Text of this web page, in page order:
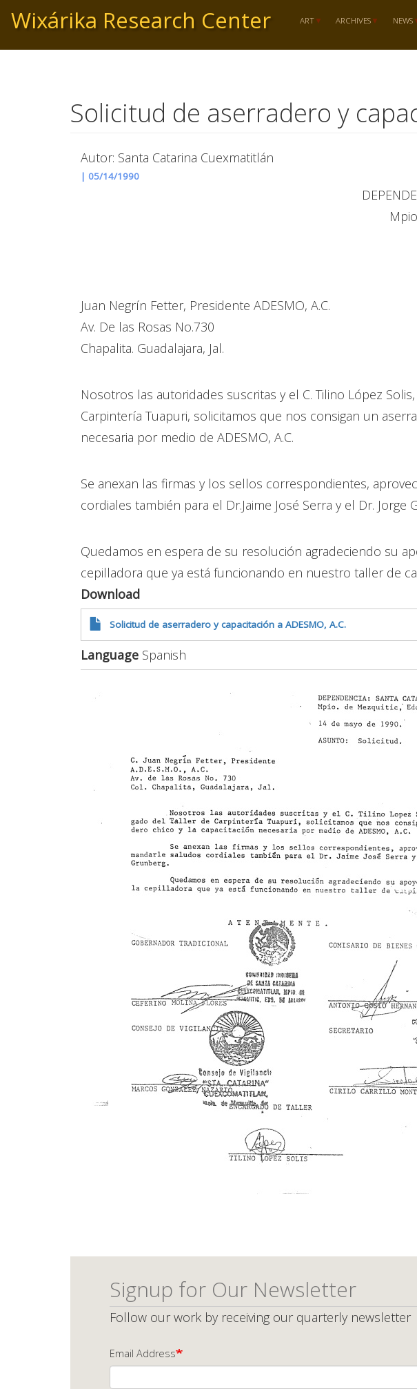
to
main
content
Wixárika Research Center ART ARCHIVES NEWS
Solicitud de aserradero y
Autor: Santa Catarina Cuexmatitlán
| 05/14/1990
Juan Negrín Fetter, Presidente ADESMO, A.C.
Av. De las Rosas No.730
Chapalita. Guadalajara, Jal.
Nosotros las autoridades suscritas y el C. Tilino López
Carpintería Tuapuri, solicitamos que nos consigan un
necesaria por medio de ADESMO, A.C.
Se anexan las firmas y los sellos correspondientes,
cordiales también para el Dr.Jaime José Serra y el Dr. Jorge
Quedamos en espera de su resolución agradeciendo su
cepilladora que ya está funcionando en nuestro taller de
Download
Solicitud de aserradero y capacitación a ADESMO, A.C.
Language Spanish
Signup for Our Newsletter
Follow our work by receiving our quarterly newsletter
Email Address